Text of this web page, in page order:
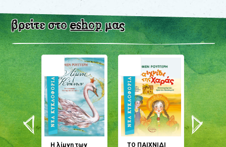
βρείτε στοeshopμας
Η λίμνη των
ΤΟ ΠΑΙΧΝΙΔΙ